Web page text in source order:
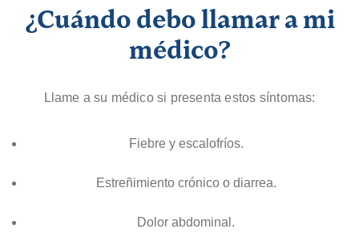
¿Cuándo debo llamar a mi
médico?
Llame a su médico si presenta estos síntomas:
Fiebre y escalofríos.
Estreñimiento crónico o diarrea.
Dolor abdominal.